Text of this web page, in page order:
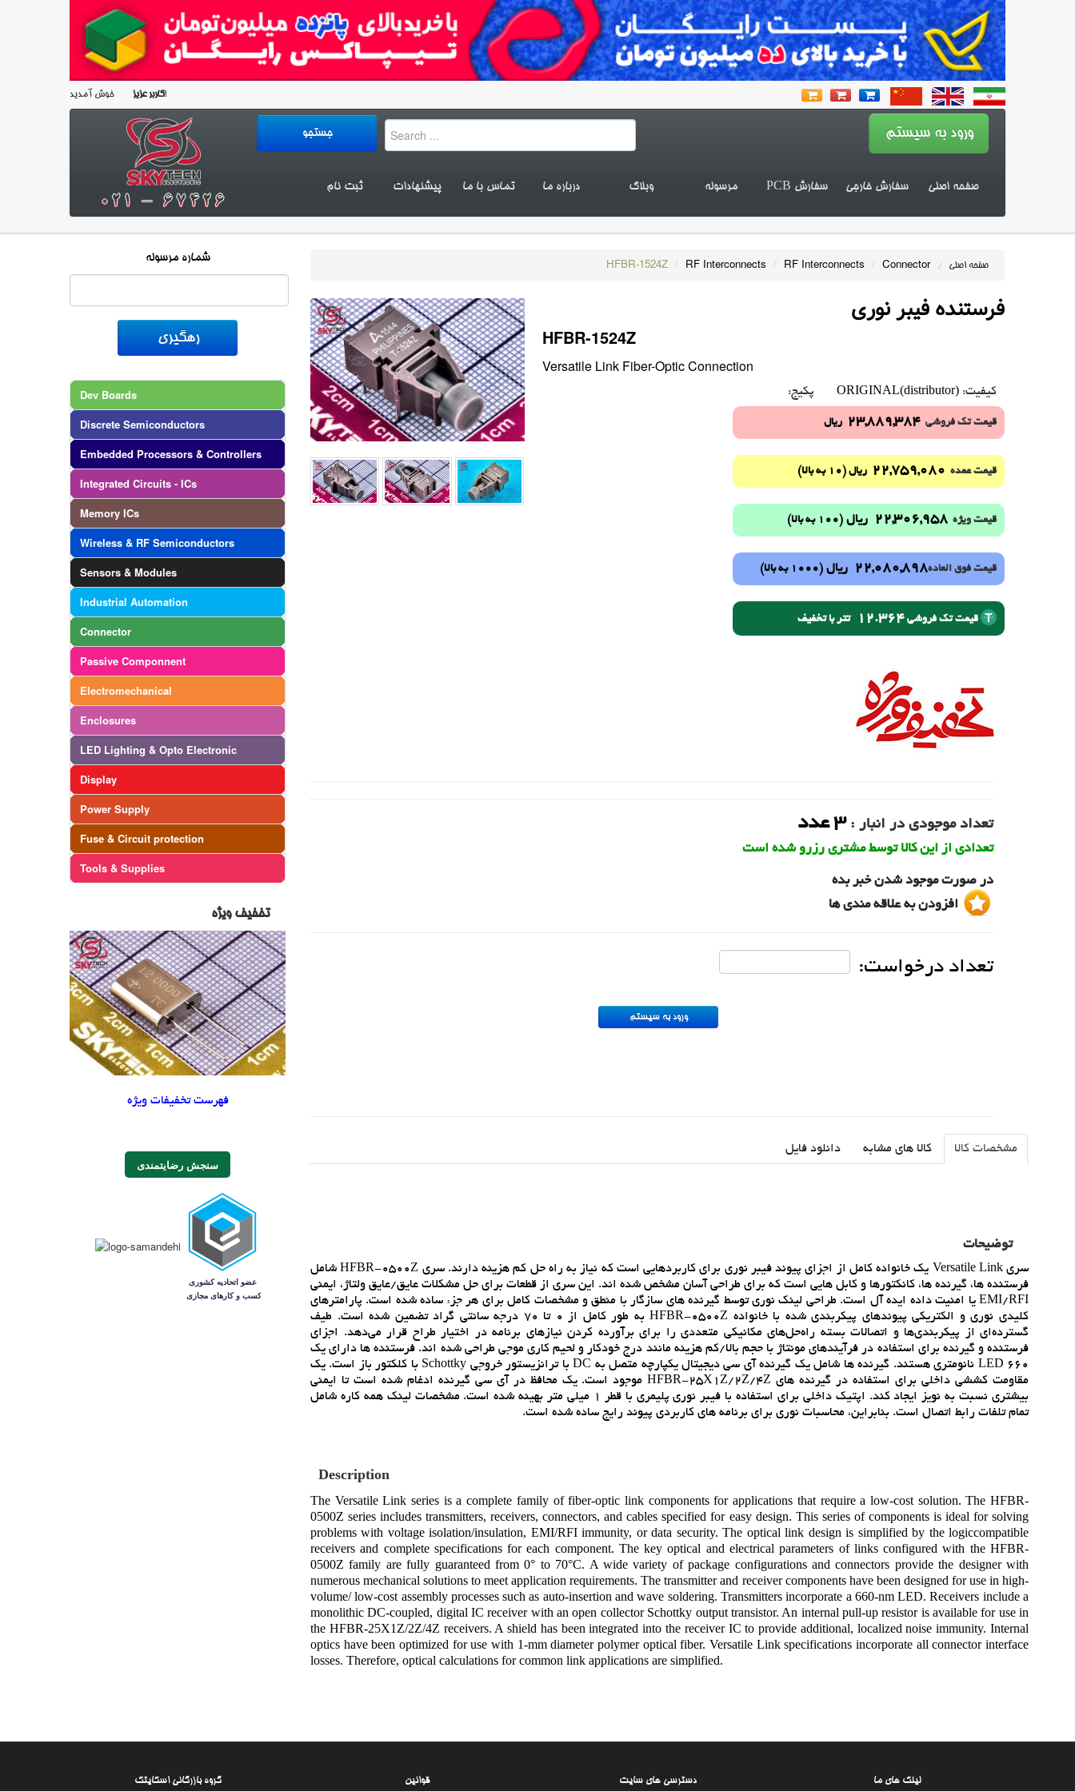
کاربر عزیزخوش آمدید!
صفحه اصلی سفارش خارجی سفارش PCB مرسوله وبلاگ درباره ما تماس با ما پیشنهادات ثبت نام
شماره مرسوله
Dev Boards
Discrete Semiconductors
Embedded Processors & Controllers
Integrated Circuits - ICs
Memory ICs
Wireless & RF Semiconductors
Sensors & Modules
Industrial Automation
Connector
Passive Componnent
Electromechanical
Enclosures
LED Lighting & Opto Electronic
Display
Power Supply
Fuse & Circuit protection
Tools & Supplies
تخفیف ویژه
فهرست تخفیفات ویژه
سنجش رضایتمندی
صفحه اصلی /
Connector
/
RF Interconnects
/
RF Interconnects
/
HFBR-1524Z
فرستنده فیبر نوری
HFBR-1524Z
Versatile Link Fiber-Optic Connection
کیفیت: ORIGINAL(distributor) پکیج:
قیمت تک فروشی 23,889,384 ریال
قیمت عمده 22,759,080 ریال (10 به بالا)
قیمت ویژه 22,306,958 ریال (100 به بالا)
قیمت فوق العاده22,080,898 ریال (1000 به بالا)
قیمت تک فروشی 12.364 تتر با تخفیف
تعداد موجودی در انبار :3عدد
تعدادی از این کالا توسط مشتری رزرو شده است
در صورت موجود شدن خبر بده
افزودن به علاقه مندی ها
تعداد درخواست:
مشخصات کالا کالا های مشابه دانلود فایل
توضیحات
سري Versatile Link يک خانواده کامل از اجزاي پيوند فيبر نوري براي کاربردهايي است که نياز به راه حل کم هزينه دارند. سري HFBR-0500Z شامل
فرستنده ها، گيرنده ها، کانکتورها و کابل هايي است که براي طراحي آسان مشخص شده اند. اين سري از قطعات براي حل مشکلات عايق/عايق ولتاژ، ايمني
EMI/RFI يا امنيت داده ايده آل است. طراحي لينک نوري توسط گيرنده هاي سازگار با منطق و مشخصات کامل براي هر جزء ساده شده است. پارامترهاي
کليدي نوري و الکتريکي پيوندهاي پيکربندي شده با خانواده HFBR-0500Z به طور کامل از 0 تا 70 درجه سانتي گراد تضمين شده است. طيف
گسترده‌اي از پيکربندي‌ها و اتصالات بسته راه‌حل‌هاي مکانيکي متعددي را براي برآورده کردن نيازهاي برنامه در اختيار طراح قرار مي‌دهد. اجزاي
فرستنده و گيرنده براي استفاده در فرآيندهاي مونتاژ با حجم بالا/کم هزينه مانند درج خودکار و لحيم کاري موجي طراحي شده اند. فرستنده ها داراي يک
LED 660 نانومتري هستند. گيرنده ها شامل يک گيرنده آي سي ديجيتال يکپارچه متصل به DC با ترانزيستور خروجي Schottky با کلکتور باز است. يک
مقاومت کششي داخلي براي استفاده در گيرنده هاي HFBR-25X1Z/2Z/4Z موجود است. يک محافظ در آي سي گيرنده ادغام شده است تا ايمني
بيشتري نسبت به نويز ايجاد کند. اپتيک داخلي براي استفاده با فيبر نوري پليمري با قطر 1 ميلي متر بهينه شده است. مشخصات لينک همه کاره شامل
تمام تلفات رابط اتصال است. بنابراين، محاسبات نوري براي برنامه هاي کاربردي پيوند رايج ساده شده است.
Description
The Versatile Link series is a complete family of fiber-optic link components for applications that require a low-cost solution. The HFBR-
0500Z series includes transmitters, receivers, connectors, and cables specified for easy design. This series of components is ideal for solving
problems with voltage isolation/insulation, EMI/RFI immunity, or data security. The optical link design is simplified by the logiccompatible
receivers and complete specifications for each component. The key optical and electrical parameters of links configured with the HFBR-
0500Z family are fully guaranteed from 0° to 70°C. A wide variety of package configurations and connectors provide the designer with
numerous mechanical solutions to meet application requirements. The transmitter and receiver components have been designed for use in high-
volume/ low-cost assembly processes such as auto-insertion and wave soldering. Transmitters incorporate a 660-nm LED. Receivers include a
monolithic DC-coupled, digital IC receiver with an open collector Schottky output transistor. An internal pull-up resistor is available for use in
the HFBR-25X1Z/2Z/4Z receivers. A shield has been integrated into the receiver IC to provide additional, localized noise immunity. Internal
optics have been optimized for use with 1-mm diameter polymer optical fiber. Versatile Link specifications incorporate all connector interface
losses. Therefore, optical calculations for common link applications are simplified.
گروه بازرگانی اسکایتک قوانین دسترسی های سایت لینک های ما